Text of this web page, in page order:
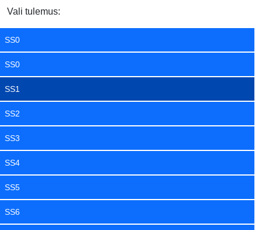
Vali tulemus:
SS0
SS0
SS1
SS2
SS3
SS4
SS5
SS6